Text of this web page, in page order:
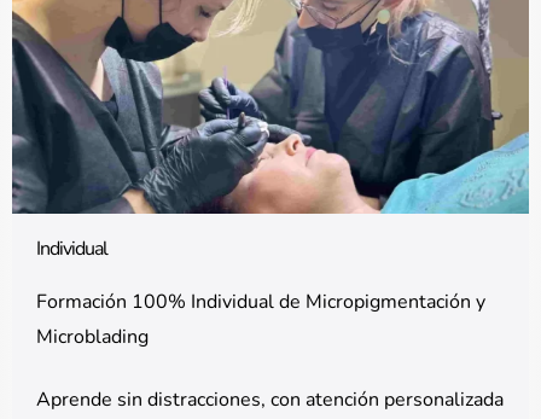
Individual
Formación 100% Individual de Micropigmentación y
Microblading
Aprende sin distracciones, con atención personalizada